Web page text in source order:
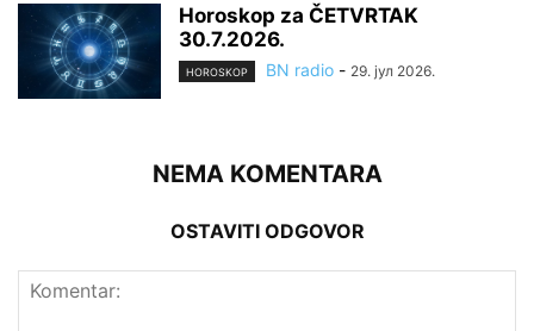
Horoskop za ČETVRTAK
30.7.2026.
HOROSKOP BN radio - 29. јул 2026.
NEMA KOMENTARA
OSTAVITI ODGOVOR